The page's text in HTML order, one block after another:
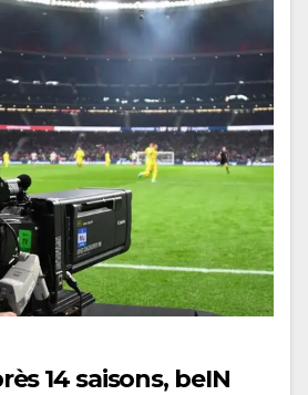
14 saisons, beIN